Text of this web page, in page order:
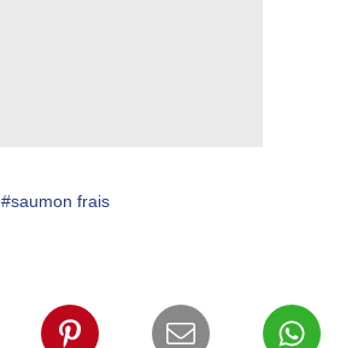
#saumon frais